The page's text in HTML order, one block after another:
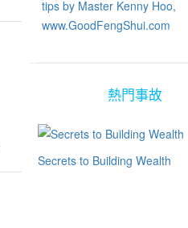
熱門事故
Secrets to Building Wealth